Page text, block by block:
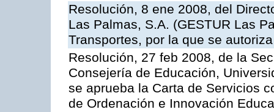
Resolución, 8 ene 2008, del
Las Palmas, S.A. (GESTUR Las
Transportes, por la que se
Resolución, 27 feb 2008, de la
Consejería de Educación,
se aprueba la Carta de Servicios
de Ordenación e Innovación